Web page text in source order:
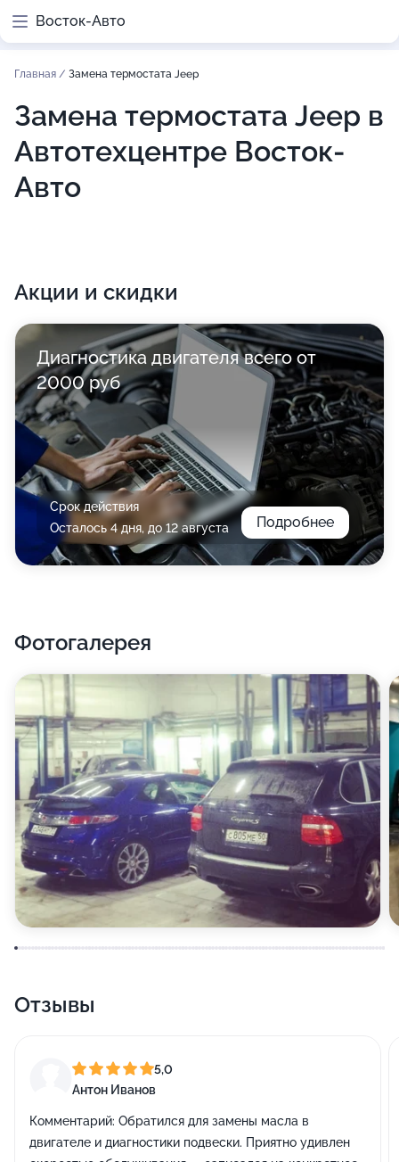
Восток-Авто
Главная / Замена термостата Jeep
Замена термостата Jeep в
Автотехцентре Восток-
Авто
Акции и скидки
Диагностика двигателя всего от
2000 руб
Срок действия
Осталось 4 дня, до 12 августа
Подробнее
Фотогалерея
Отзывы
5,0
Антон Иванов
Комментарий: Обратился для замены масла в
двигателе и диагностики подвески. Приятно удивлен